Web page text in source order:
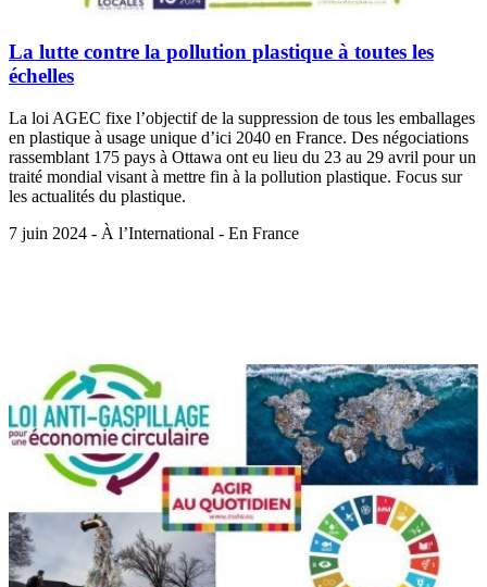
La lutte contre la pollution plastique à toutes les
échelles
La loi AGEC fixe l’objectif de la suppression de tous les emballages
en plastique à usage unique d’ici 2040 en France. Des négociations
rassemblant 175 pays à Ottawa ont eu lieu du 23 au 29 avril pour un
traité mondial visant à mettre fin à la pollution plastique. Focus sur
les actualités du plastique.
7 juin 2024 - À l’International - En France